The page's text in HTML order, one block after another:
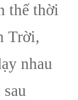
thế thời
Trời,
nhau